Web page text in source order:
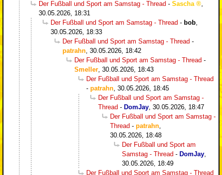
Der Fußball und Sport am Samstag - Thread - Sascha
30.05.2026, 18:31
Der Fußball und Sport am Samstag - Thread - bob
30.05.2026, 18:33
Der Fußball und Sport am Samstag - Thread -
patrahn 30.05.2026, 18:42
Der Fußball und Sport am Samstag - Thread -
Smeller 30.05.2026, 18:43
Der Fußball und Sport am Samstag - Thread
- patrahn 30.05.2026, 18:45
Der Fußball und Sport am Samstag -
Thread - DomJay 30.05.2026, 18:47
Der Fußball und Sport am Samstag -
Thread - patrahn
30.05.2026, 18:48
Der Fußball und Sport am
Samstag - Thread - DomJay
30.05.2026, 18:49
Der Fußball und Sport am Samstag - Thread